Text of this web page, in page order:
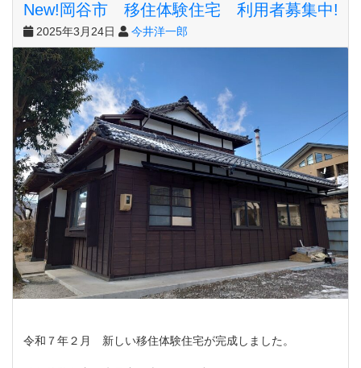
New!岡谷市 移住体験住宅 利用者募集中!
2025年3月24日 今井洋一郎
令和７年２月 新しい移住体験住宅が完成しました。